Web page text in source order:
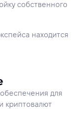
собственного
находится
для
криптовалют